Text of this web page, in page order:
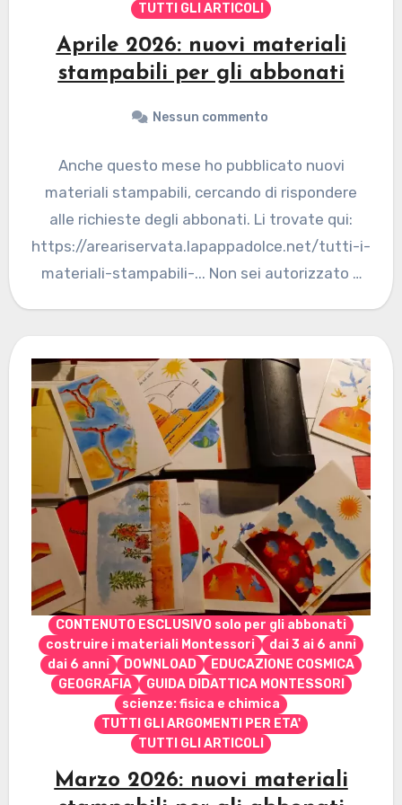
TUTTI GLI ARTICOLI
Aprile 2026: nuovi materiali
stampabili per gli abbonati
Nessun commento
Anche questo mese ho pubblicato nuovi
materiali stampabili, cercando di rispondere
alle richieste degli abbonati. Li trovate qui:
https://areariservata.lapappadolce.net/tutti-i-
materiali-stampabili-... Non sei autorizzato a
CONTENUTO ESCLUSIVO solo per gli abbonati
costruire i materiali Montessori
dai 3 ai 6 anni
dai 6 anni
DOWNLOAD
EDUCAZIONE COSMICA
GEOGRAFIA
GUIDA DIDATTICA MONTESSORI
scienze: fisica e chimica
TUTTI GLI ARGOMENTI PER ETA'
TUTTI GLI ARTICOLI
Marzo 2026: nuovi materiali